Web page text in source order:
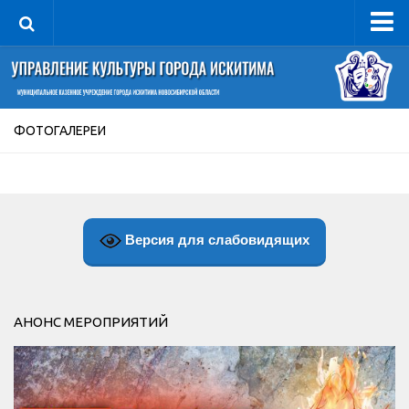
Управление
Руководитель
Сведения об организации
Фотогалерея
Документы
Отчеты о деятельности
Учреждения культуры
ФОТОГАЛЕРЕИ
Версия для слабовидящих
АНОНС МЕРОПРИЯТИЙ